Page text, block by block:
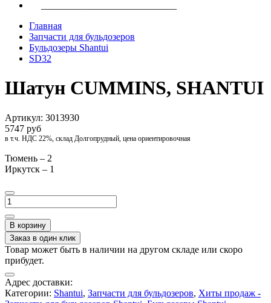
Главная
Запчасти для бульдозеров
Бульдозеры Shantui
SD32
Шатун CUMMINS, SHANTUI
Артикул: 3013930
5747 руб
в т.ч. НДС 22%, склад Долгопрудный, цена ориентировочная
Тюмень – 2
Иркутск – 1
В корзину
Заказ в один клик
Товар может быть в наличии на другом складе или скоро
прибудет.
Адрес доставки:
Категории: Shantui, Запчасти для бульдозеров, Хиты продаж -